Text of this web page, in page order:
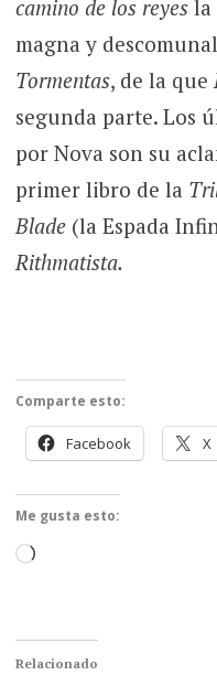
camino de los reyesla
magna y
Tormentas, de la que
segunda parte. Los
por Nova son su
primer libro de la
Blade(la Espada
Rithmatista.
Comparte esto:
Facebook X
Me gusta esto:
Cargando...
Relacionado